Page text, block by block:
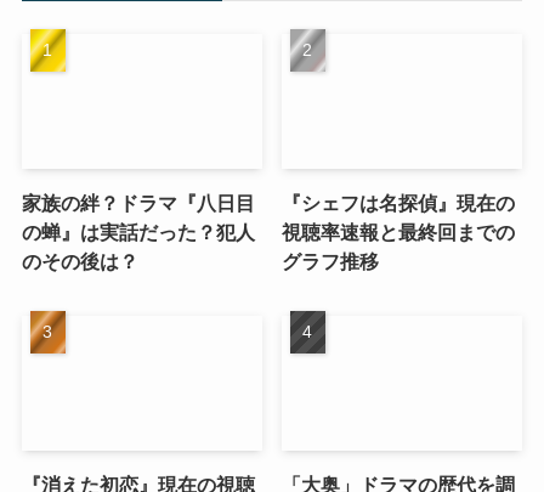
家族の絆？ドラマ『八日目
の蝉』は実話だった？犯人
のその後は？
『シェフは名探偵』現在の
視聴率速報と最終回までの
グラフ推移
『消えた初恋』現在の視聴
「大奥」ドラマの歴代を調